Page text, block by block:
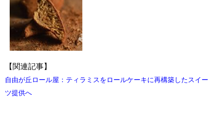
【関連記事】
自由が丘ロール屋：ティラミスをロールケーキに再構築したスイー
ツ提供へ